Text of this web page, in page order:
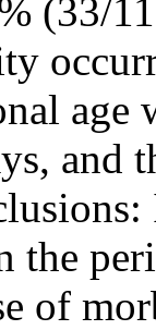
(33/
and
the
of